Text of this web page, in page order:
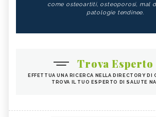
come osteoartiti, osteoporosi, mal
patologie tendinee.
Trova Esperto
EFFETTUA UNA RICERCA NELLA DIRECTORY DI
TROVA IL TUO ESPERTO DI SALUTE